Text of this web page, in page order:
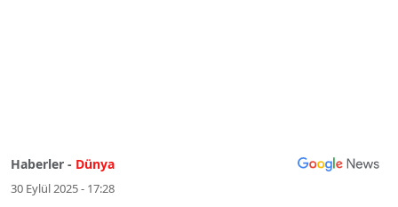
Haberler - Dünya
30 Eylül 2025 - 17:28